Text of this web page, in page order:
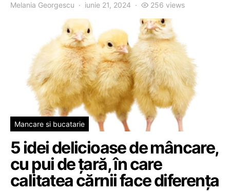
Melania Georgescu iunie 21, 2024 256 views
Mancare si bucatarie
5 idei delicioase de mâncare,
cu pui de țară, în care
calitatea cărnii face diferența